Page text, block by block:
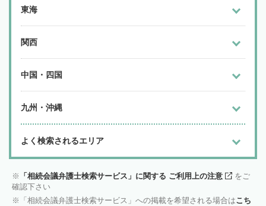
東海
関西
中国・四国
九州・沖縄
よく検索されるエリア
「相続会議弁護士検索サービス」に関する ご利用上の注意
をご
確認下さい
「相続会議弁護士検索サービス」への掲載を希望される場合はこち